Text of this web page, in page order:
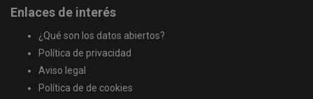
Enlaces de interés
¿Qué son los datos abiertos?
Política de privacidad
Aviso legal
Política de de cookies